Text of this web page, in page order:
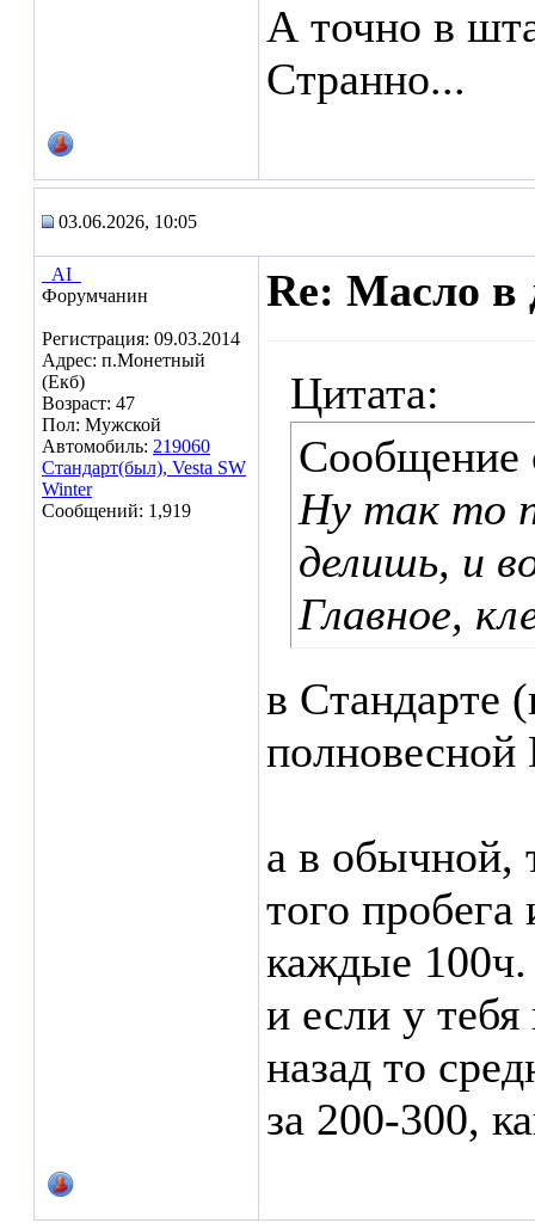
А точно в
Странно...
03.06.2026, 10:05
_AI_
Форумчанин
Регистрация: 09.03.2014
Адрес: п.Монетный
(Екб)
Возраст: 47
Пол: Мужской
Автомобиль: 219060
Стандарт(был), Vesta SW
Winter
Сообщений: 1,919
Re: Масло в
Цитата:
Сообщение
Ну так то
делишь, и
Главное,
в Стандарте
а в обычной,
того
каждые 100ч.
и если у
назад то
за 200-300,